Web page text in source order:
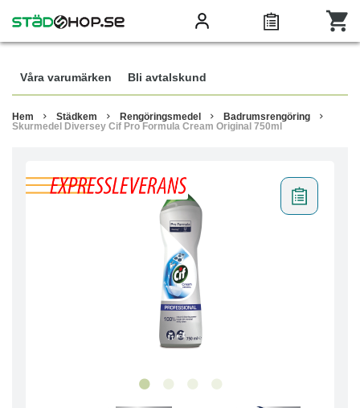
Våra varumärken Bli avtalskund
Hem Städkem Rengöringsmedel
Badrumsrengöring
Skurmedel Diversey Cif Pro Formula Cream Original 750ml